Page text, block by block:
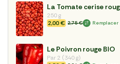
250 g
2,00 € 2,75 € Remplacer
Le Poivron rouge BIO
Par 2 (340 g)